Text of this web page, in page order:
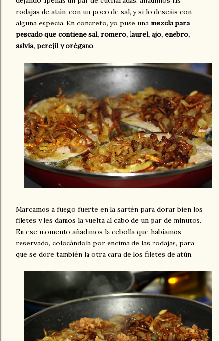
rodajas de atún, con un poco de sal, y si lo deseáis con
alguna especia. En concreto, yo puse una mezcla para
pescado que contiene sal, romero, laurel, ajo, enebro,
salvia, perejil y orégano.
Marcamos a fuego fuerte en la sartén para dorar bien los
filetes y les damos la vuelta al cabo de un par de minutos.
En ese momento añadimos la cebolla que habíamos
reservado, colocándola por encima de las rodajas, para
que se dore también la otra cara de los filetes de atún.